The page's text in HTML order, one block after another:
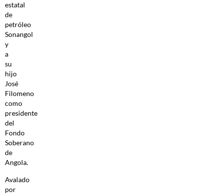
estatal
de
petróleo
Sonangol
y
a
su
hijo
José
Filomeno
como
presidente
del
Fondo
Soberano
de
Angola.
Avalado
por